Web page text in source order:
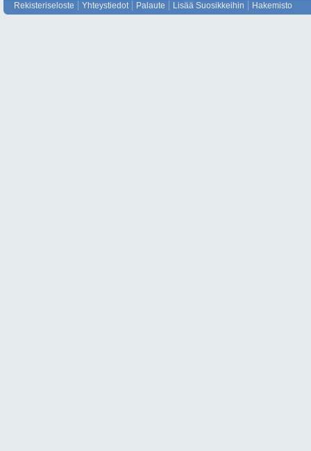
Rekisteriseloste Yhteystiedot Palaute Lisää Suosikkeihin Hakemisto